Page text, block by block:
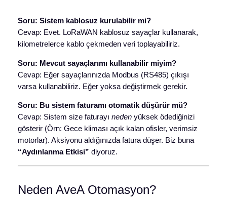
Soru: Sistem kablosuz kurulabilir mi?
Cevap: Evet. LoRaWAN kablosuz sayaçlar kullanarak,
kilometrelerce kablo çekmeden veri toplayabiliriz.
Soru: Mevcut sayaçlarımı kullanabilir miyim?
Cevap: Eğer sayaçlarınızda Modbus (RS485) çıkışı
varsa kullanabiliriz. Eğer yoksa değiştirmek gerekir.
Soru: Bu sistem faturamı otomatik düşürür mü?
Cevap: Sistem size faturayı nedenyüksek ödediğinizi
gösterir (Örn: Gece kliması açık kalan ofisler, verimsiz
motorlar). Aksiyonu aldığınızda fatura düşer. Biz buna
“Aydınlanma Etkisi” diyoruz.
Neden AveA Otomasyon?